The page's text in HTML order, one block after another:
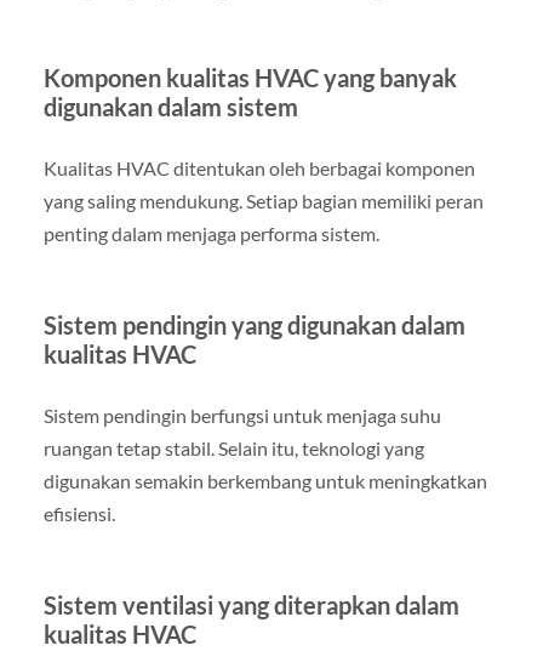
Komponen kualitas HVAC yang banyak
digunakan dalam sistem
Kualitas HVAC ditentukan oleh berbagai komponen
yang saling mendukung. Setiap bagian memiliki peran
penting dalam menjaga performa sistem.
Sistem pendingin yang digunakan dalam
kualitas HVAC
Sistem pendingin berfungsi untuk menjaga suhu
ruangan tetap stabil. Selain itu, teknologi yang
digunakan semakin berkembang untuk meningkatkan
efisiensi.
Sistem ventilasi yang diterapkan dalam
kualitas HVAC